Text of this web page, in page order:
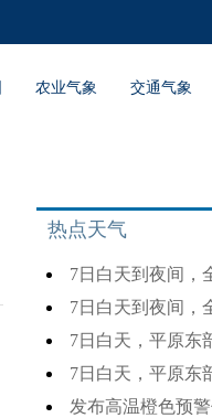
农业气象 交通气象
热点天气
7日白天到夜间，
7日白天到夜间，
7日白天，平原东
7日白天，平原东
发布高温橙色预